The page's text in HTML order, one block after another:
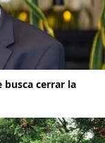
busca cerrar la